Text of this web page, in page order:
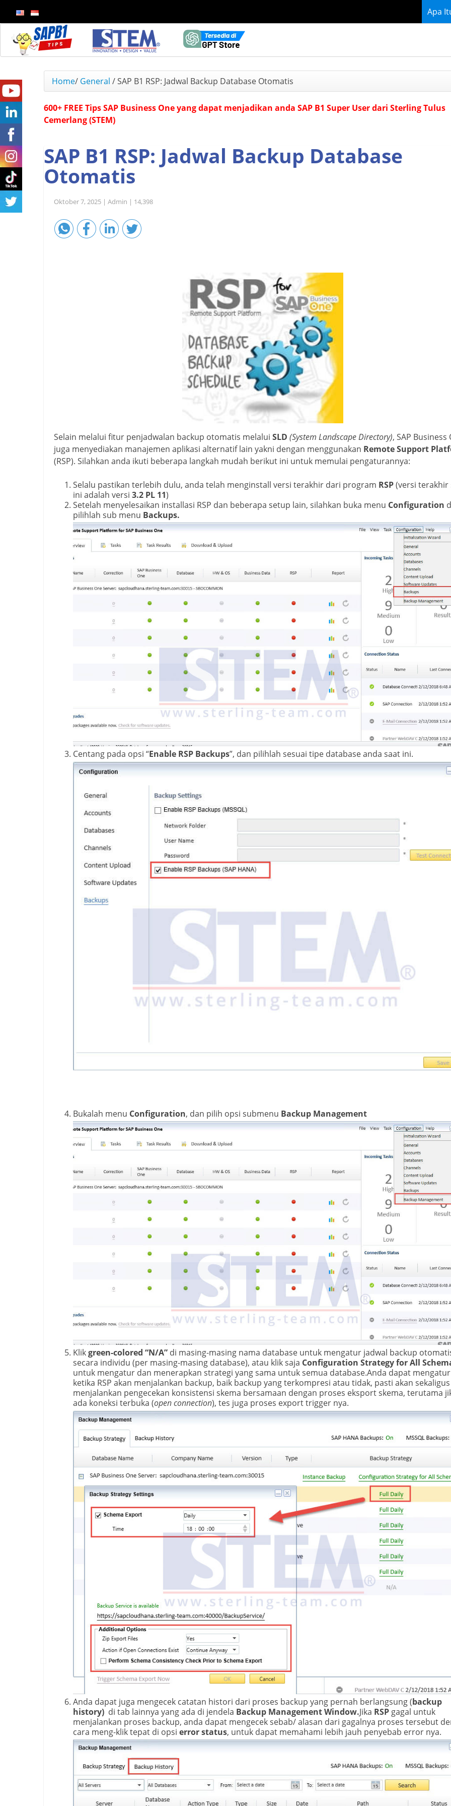
Apa
Home/ General /SAP B1 RSP: Jadwal Backup Database Otomatis
600+ FREE Tips SAP Business One yang dapat menjadikan anda SAP B1 Super User dari Sterling Tulus
Cemerlang (STEM)
SAP B1 RSP: Jadwal Backup Database
Otomatis
Oktober 7, 2025 | Admin | 14,398
Selain melalui fitur penjadwalan backup otomatis melalui SLD (System Landscape Directory), SAP Business
juga menyediakan manajemen aplikasi alternatif lain yakni dengan menggunakan Remote Support
(RSP). Silahkan anda ikuti beberapa langkah mudah berikut ini untuk memulai pengaturannya:
Selalu pastikan terlebih dulu, anda telah menginstall versi terakhir dari program RSP(versi terakhir
ini adalah versi 3.2 PL 11)
Setelah menyelesaikan installasi RSP dan beberapa setup lain, silahkan buka menu Configuration
pilihlah sub menu Backups.
Centang pada opsi “Enable RSP Backups”, dan pilihlah sesuai tipe database anda saat ini.
Bukalah menu Configuration, dan pilih opsi submenu Backup Management
Klikgreen-colored “N/A”di masing-masing nama database untuk mengatur jadwal backup
secara individu (per masing-masing database), atau klik saja Configuration Strategy for All
untuk mengatur dan menerapkan strategi yang sama untuk semua database.Anda dapat
ketika RSP akan menjalankan backup, baik backup yang terkompresi atau tidak, pasti akan sekaligus
menjalankan pengecekan konsistensi skema bersamaan dengan proses eksport skema, terutama
ada koneksi terbuka (open connection), tes juga proses export trigger nya.
Anda dapat juga mengecek catatan histori dari proses backup yang pernah berlangsung (backup
history) di tab lainnya yang ada di jendela Backup Management Window.Jika RSPgagal untuk
menjalankan proses backup, anda dapat mengecek sebab/ alasan dari gagalnya proses tersebut
cara meng-klik tepat di opsi error status, untuk dapat memahami lebih jauh penyebab error nya.